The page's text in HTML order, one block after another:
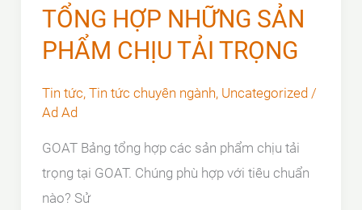
ga
bay
cần
lưu
gì?
TỔNG HỢP NHỮNG SẢN
PHẨM CHỊU TẢI TRỌNG
Tin tức, Tin tức chuyên ngành, Uncategorized/
Ad Ad
GOAT Bảng tổng hợp các sản phẩm chịu tải
trọng tại GOAT. Chúng phù hợp với tiêu chuẩn
nào? Sử